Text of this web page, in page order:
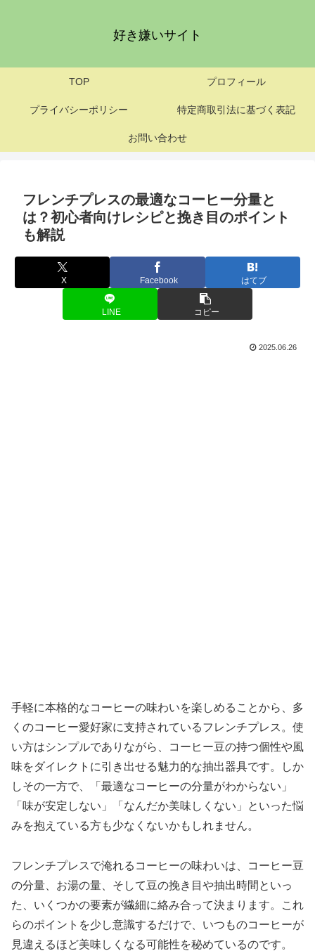
好き嫌いサイト
TOP プロフィール
プライバシーポリシー 特定商取引法に基づく表記
お問い合わせ
フレンチプレスの最適なコーヒー分量と
は？初心者向けレシピと挽き目のポイント
も解説
X Facebook はてブ
LINE コピー
2025.06.26
手軽に本格的なコーヒーの味わいを楽しめることから、多
くのコーヒー愛好家に支持されているフレンチプレス。使
い方はシンプルでありながら、コーヒー豆の持つ個性や風
味をダイレクトに引き出せる魅力的な抽出器具です。しか
しその一方で、「最適なコーヒーの分量がわからない」
「味が安定しない」「なんだか美味しくない」といった悩
みを抱えている方も少なくないかもしれません。
フレンチプレスで淹れるコーヒーの味わいは、コーヒー豆
の分量、お湯の量、そして豆の挽き目や抽出時間といっ
た、いくつかの要素が繊細に絡み合って決まります。これ
らのポイントを少し意識するだけで、いつものコーヒーが
見違えるほど美味しくなる可能性を秘めているのです。